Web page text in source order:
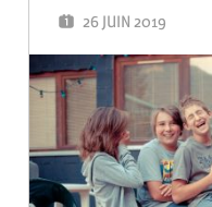
26 JUIN 2019